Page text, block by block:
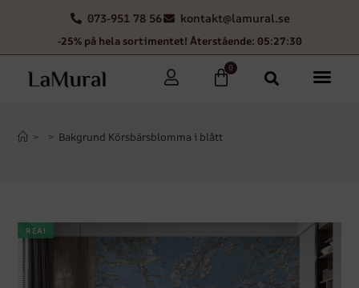
073-951 78 56 kontakt@lamural.se
-25% på hela sortimentet! Återstående: 05:27:29
0
> > Bakgrund Körsbärsblomma i blått
REA!